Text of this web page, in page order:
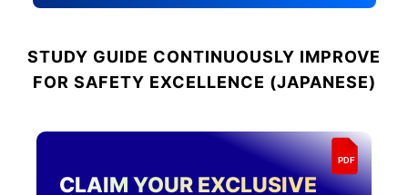
STUDY GUIDE CONTINUOUSLY IMPROVE
FOR SAFETY EXCELLENCE (JAPANESE)
PDF
CLAIM YOUR EXCLUSIVE